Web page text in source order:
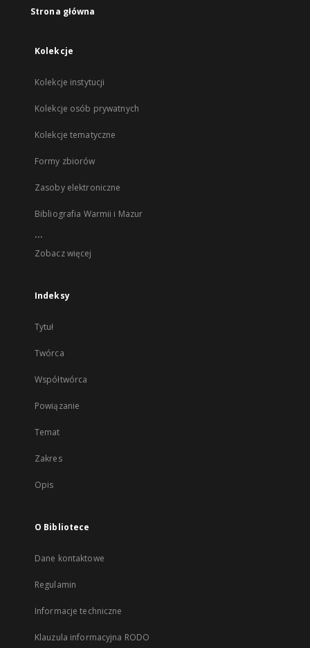
Strona główna
Kolekcje
Kolekcje instytucji
Kolekcje osób prywatnych
Kolekcje tematyczne
Formy zbiorów
Zasoby elektroniczne
Bibliografia Warmii i Mazur
...
Zobacz więcej
Indeksy
Tytuł
Twórca
Współtwórca
Powiązanie
Temat
Zakres
Opis
O Bibliotece
Dane kontaktowe
Regulamin
Informacje techniczne
Klauzula informacyjna RODO